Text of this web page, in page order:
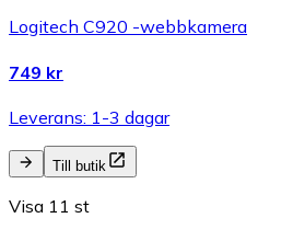
Logitech C920 -webbkamera
749 kr
Leverans: 1-3 dagar
Till butik
Visa 11 st